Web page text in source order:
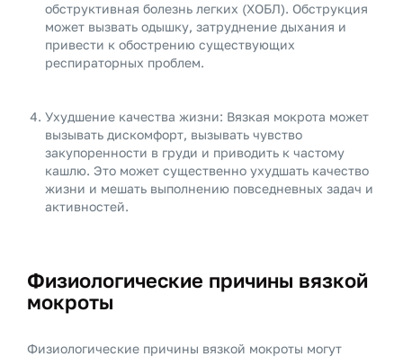
обструктивная болезнь легких (ХОБЛ). Обструкция
может вызвать одышку, затруднение дыхания и
привести к обострению существующих
респираторных проблем.
Ухудшение качества жизни: Вязкая мокрота может
вызывать дискомфорт, вызывать чувство
закупоренности в груди и приводить к частому
кашлю. Это может существенно ухудшать качество
жизни и мешать выполнению повседневных задач и
активностей.
Физиологические причины вязкой
мокроты
Физиологические причины вязкой мокроты могут